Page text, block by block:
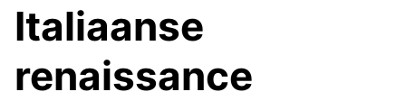
Italiaanse
renaissance